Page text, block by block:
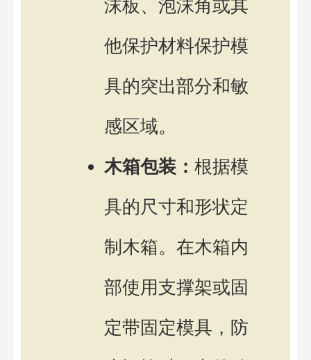
沫板、泡沫角或其
他保护材料保护模
具的突出部分和敏
感区域。
木箱包装： 根据模
具的尺寸和形状定
制木箱。在木箱内
部使用支撑架或固
定带固定模具，防